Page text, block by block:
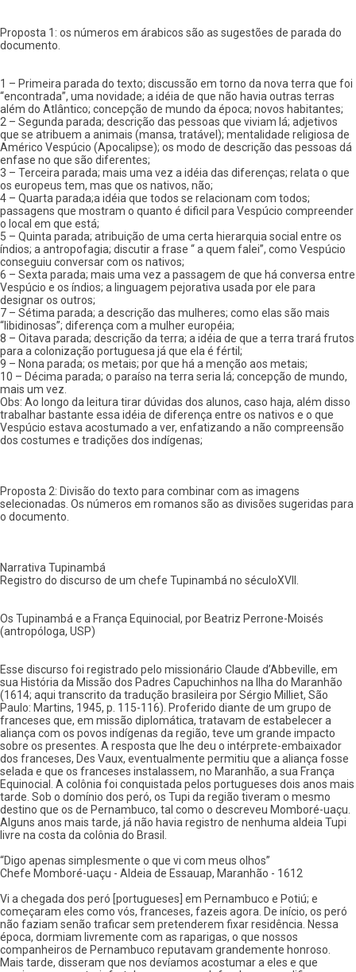
Proposta 1: os números em árabicos são as sugestões de parada do
documento.
1 – Primeira parada do texto; discussão em torno da nova terra que foi
“encontrada”, uma novidade; a idéia de que não havia outras terras
além do Atlântico; concepção de mundo da época; novos habitantes;
2 – Segunda parada; descrição das pessoas que viviam lá; adjetivos
que se atribuem a animais (mansa, tratável); mentalidade religiosa de
Américo Vespúcio (Apocalipse); os modo de descrição das pessoas dá
enfase no que são diferentes;
3 – Terceira parada; mais uma vez a idéia das diferenças; relata o que
os europeus tem, mas que os nativos, não;
4 – Quarta parada;a idéia que todos se relacionam com todos;
passagens que mostram o quanto é dificil para Vespúcio compreender
o local em que está;
5 – Quinta parada; atribuição de uma certa hierarquia social entre os
índios; a antropofagia; discutir a frase “ a quem falei”, como Vespúcio
conseguiu conversar com os nativos;
6 – Sexta parada; mais uma vez a passagem de que há conversa entre
Vespúcio e os índios; a linguagem pejorativa usada por ele para
designar os outros;
7 – Sétima parada; a descrição das mulheres; como elas são mais
“libidinosas”; diferença com a mulher européia;
8 – Oitava parada; descrição da terra; a idéia de que a terra trará frutos
para a colonização portuguesa já que ela é fértil;
9 – Nona parada; os metais; por que há a menção aos metais;
10 – Décima parada; o paraíso na terra seria lá; concepção de mundo,
mais um vez.
Obs: Ao longo da leitura tirar dúvidas dos alunos, caso haja, além disso
trabalhar bastante essa idéia de diferença entre os nativos e o que
Vespúcio estava acostumado a ver, enfatizando a não compreensão
dos costumes e tradições dos indígenas;
Proposta 2: Divisão do texto para combinar com as imagens
selecionadas. Os números em romanos são as divisões sugeridas para
o documento.
Narrativa Tupinambá
Registro do discurso de um chefe Tupinambá no séculoXVII.
Os Tupinambá e a França Equinocial, por Beatriz Perrone-Moisés
(antropóloga, USP)
Esse discurso foi registrado pelo missionário Claude d’Abbeville, em
sua História da Missão dos Padres Capuchinhos na Ilha do Maranhão
(1614; aqui transcrito da tradução brasileira por Sérgio Milliet, São
Paulo: Martins, 1945, p. 115-116). Proferido diante de um grupo de
franceses que, em missão diplomática, tratavam de estabelecer a
aliança com os povos indígenas da região, teve um grande impacto
sobre os presentes. A resposta que lhe deu o intérprete-embaixador
dos franceses, Des Vaux, eventualmente permitiu que a aliança fosse
selada e que os franceses instalassem, no Maranhão, a sua França
Equinocial. A colônia foi conquistada pelos portugueses dois anos mais
tarde. Sob o domínio dos peró, os Tupi da região tiveram o mesmo
destino que os de Pernambuco, tal como o descreveu Momboré-uaçu.
Alguns anos mais tarde, já não havia registro de nenhuma aldeia Tupi
livre na costa da colônia do Brasil.
“Digo apenas simplesmente o que vi com meus olhos”
Chefe Momboré-uaçu - Aldeia de Essauap, Maranhão - 1612
Vi a chegada dos peró [portugueses] em Pernambuco e Potiú; e
começaram eles como vós, franceses, fazeis agora. De início, os peró
não faziam senão traficar sem pretenderem fixar residência. Nessa
época, dormiam livremente com as raparigas, o que nossos
companheiros de Pernambuco reputavam grandemente honroso.
Mais tarde, disseram que nos devíamos acostumar a eles e que